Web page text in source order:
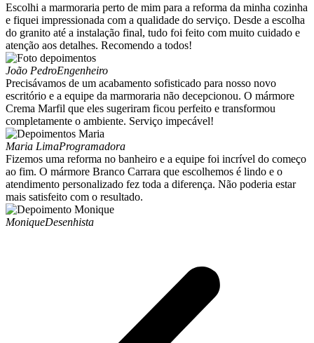
Escolhi a marmoraria perto de mim para a reforma da minha cozinha
e fiquei impressionada com a qualidade do serviço. Desde a escolha
do granito até a instalação final, tudo foi feito com muito cuidado e
atenção aos detalhes. Recomendo a todos!
João PedroEngenheiro
Precisávamos de um acabamento sofisticado para nosso novo
escritório e a equipe da marmoraria não decepcionou. O mármore
Crema Marfil que eles sugeriram ficou perfeito e transformou
completamente o ambiente. Serviço impecável!
Maria LimaProgramadora
Fizemos uma reforma no banheiro e a equipe foi incrível do começo
ao fim. O mármore Branco Carrara que escolhemos é lindo e o
atendimento personalizado fez toda a diferença. Não poderia estar
mais satisfeito com o resultado.
MoniqueDesenhista